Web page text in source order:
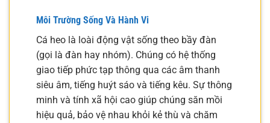
Môi Trường Sống Và Hành Vi
Cá heo là loài động vật sống theo bầy đàn
(gọi là đàn hay nhóm). Chúng có hệ thống
giao tiếp phức tạp thông qua các âm thanh
siêu âm, tiếng huýt sáo và tiếng kêu. Sự thông
minh và tính xã hội cao giúp chúng săn mồi
hiệu quả, bảo vệ nhau khỏi kẻ thù và chăm